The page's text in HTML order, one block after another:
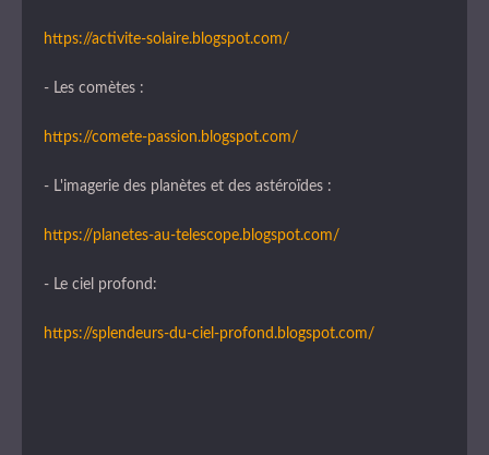
https://activite-solaire.blogspot.com/
- Les comètes :
https://comete-passion.blogspot.com/
- L'imagerie des planètes et des astéroïdes :
https://planetes-au-telescope.blogspot.com/
- Le ciel profond:
https://splendeurs-du-ciel-profond.blogspot.com/